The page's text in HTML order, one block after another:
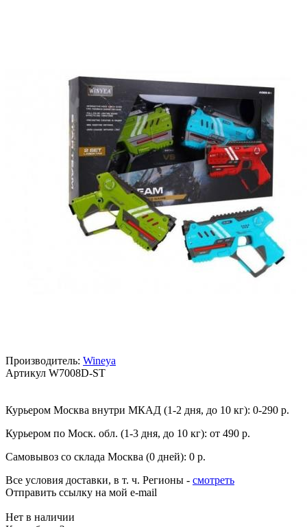
Производитель: Wineya
Артикул W7008D-ST
Курьером Москва внутри МКАД (1-2 дня, до 10 кг): 0-290 р.
Курьером по Моск. обл. (1-3 дня, до 10 кг): от 490 р.
Самовывоз со склада Москва (0 дней): 0 р.
Все условия доставки, в т. ч. Регионы - смотреть
Отправить ссылку на мой e-mail
Нет в наличии